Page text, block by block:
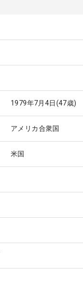
1979年7月4日(47歳)
アメリカ合衆国
米国